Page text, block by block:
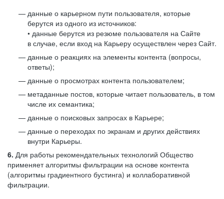
данные о карьерном пути пользователя, которые
берутся из одного из источников:
• данные берутся из резюме пользователя на Сайте
в случае, если вход на Карьеру осуществлен через Сайт.
данные о реакциях на элементы контента (вопросы,
ответы);
данные о просмотрах контента пользователем;
метаданные постов, которые читает пользователь, в том
числе их семантика;
данные о поисковых запросах в Карьере;
данные о переходах по экранам и других действиях
внутри Карьеры.
6. Для работы рекомендательных технологий Общество
применяет алгоритмы фильтрации на основе контента
(алгоритмы градиентного бустинга) и коллаборативной
фильтрации.